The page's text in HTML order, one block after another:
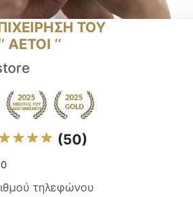
ΤΟΥ
‘’
(50)
τηλεφώνου